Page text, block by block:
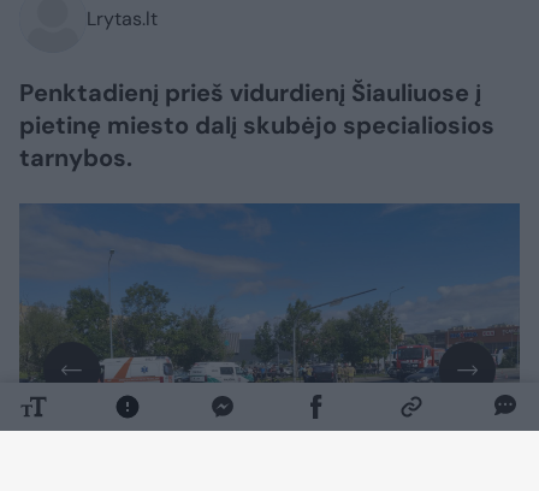
Lrytas.lt
Penktadienį prieš vidurdienį Šiauliuose į
pietinę miesto dalį skubėjo specialiosios
tarnybos.